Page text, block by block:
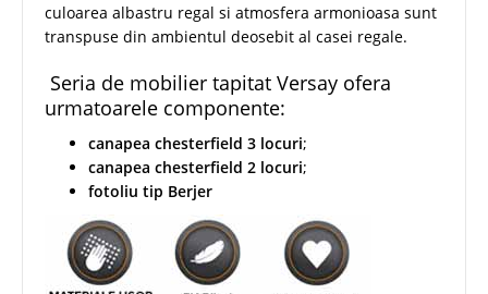
culoarea albastru regal si atmosfera armonioasa sunt
transpuse din ambientul deosebit al casei regale.
Seria de mobilier tapitat Versay ofera
urmatoarele componente:
canapea chesterfield 3 locuri;
canapea chesterfield 2 locuri;
fotoliu tip Berjer